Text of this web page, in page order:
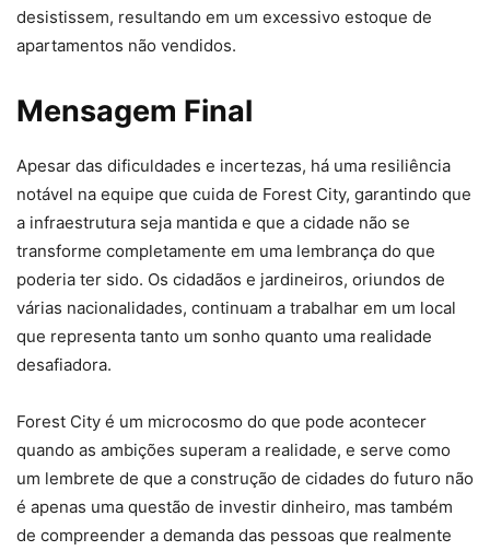
desistissem, resultando em um excessivo estoque de
apartamentos não vendidos.
Mensagem Final
Apesar das dificuldades e incertezas, há uma resiliência
notável na equipe que cuida de Forest City, garantindo que
a infraestrutura seja mantida e que a cidade não se
transforme completamente em uma lembrança do que
poderia ter sido. Os cidadãos e jardineiros, oriundos de
várias nacionalidades, continuam a trabalhar em um local
que representa tanto um sonho quanto uma realidade
desafiadora.
Forest City é um microcosmo do que pode acontecer
quando as ambições superam a realidade, e serve como
um lembrete de que a construção de cidades do futuro não
é apenas uma questão de investir dinheiro, mas também
de compreender a demanda das pessoas que realmente